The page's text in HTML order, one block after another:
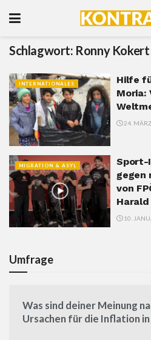
Schlagwort: Ronny Kokert
INTERNATIONALES
Hilfe
Moria:
24.
MIGRATION & ASYL
Sport-
gegen
von
Harald
10.
Umfrage
Was sind deiner Meinung
Ursachen für die Inflation in